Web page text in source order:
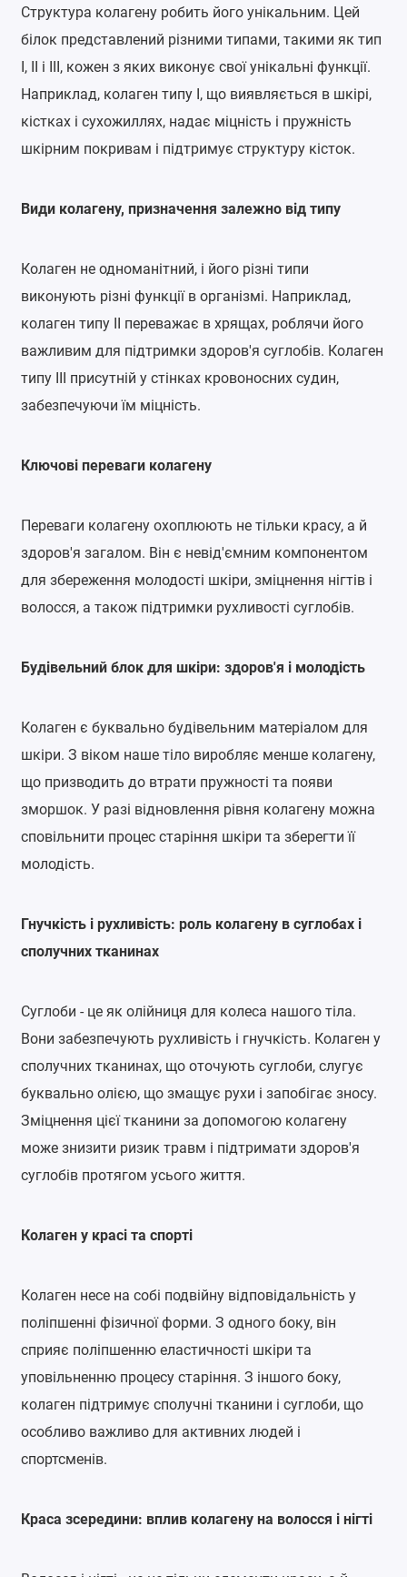
Структура колагену робить його унікальним. Цей
білок представлений різними типами, такими як тип
I, II і III, кожен з яких виконує свої унікальні функції.
Наприклад, колаген типу I, що виявляється в шкірі,
кістках і сухожиллях, надає міцність і пружність
шкірним покривам і підтримує структуру кісток.
Види колагену, призначення залежно від типу
Колаген не одноманітний, і його різні типи
виконують різні функції в організмі. Наприклад,
колаген типу II переважає в хрящах, роблячи його
важливим для підтримки здоров'я суглобів. Колаген
типу III присутній у стінках кровоносних судин,
забезпечуючи їм міцність.
Ключові переваги колагену
Переваги колагену охоплюють не тільки красу, а й
здоров'я загалом. Він є невід'ємним компонентом
для збереження молодості шкіри, зміцнення нігтів і
волосся, а також підтримки рухливості суглобів.
Будівельний блок для шкіри: здоров'я і молодість
Колаген є буквально будівельним матеріалом для
шкіри. З віком наше тіло виробляє менше колагену,
що призводить до втрати пружності та появи
зморшок. У разі відновлення рівня колагену можна
сповільнити процес старіння шкіри та зберегти її
молодість.
Гнучкість і рухливість: роль колагену в суглобах і
сполучних тканинах
Суглоби - це як олійниця для колеса нашого тіла.
Вони забезпечують рухливість і гнучкість. Колаген у
сполучних тканинах, що оточують суглоби, слугує
буквально олією, що змащує рухи і запобігає зносу.
Зміцнення цієї тканини за допомогою колагену
може знизити ризик травм і підтримати здоров'я
суглобів протягом усього життя.
Колаген у красі та спорті
Колаген несе на собі подвійну відповідальність у
поліпшенні фізичної форми. З одного боку, він
сприяє поліпшенню еластичності шкіри та
уповільненню процесу старіння. З іншого боку,
колаген підтримує сполучні тканини і суглоби, що
особливо важливо для активних людей і
спортсменів.
Краса зсередини: вплив колагену на волосся і нігті